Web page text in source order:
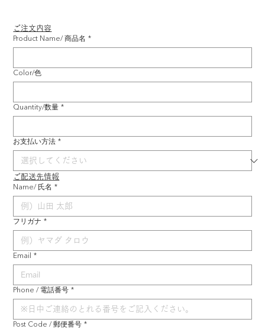
ご注文内容
Product Name/ 商品名 *
Color/色
Quantity/数量 *
お支払い方法 *
ご配送先情報
Name/ 氏名 *
フリガナ *
Email *
Phone / 電話番号 *
Post Code / 郵便番号 *